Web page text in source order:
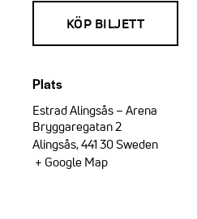
Plats
Estrad Alingsås – Arena
Bryggaregatan 2
Alingsås,441 30Sweden
+ Google Map